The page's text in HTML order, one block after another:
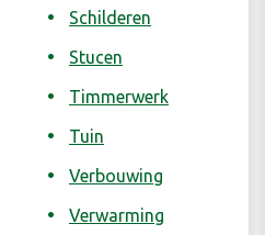
Schilderen
Stucen
Timmerwerk
Tuin
Verbouwing
Verwarming